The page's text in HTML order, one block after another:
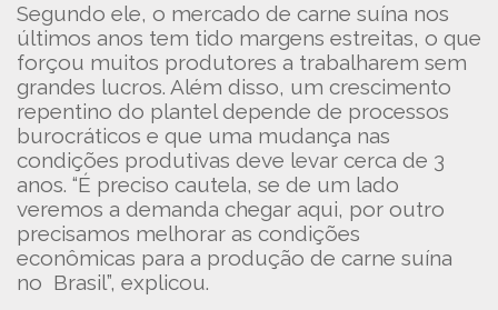
Segundo ele, o mercado de carne suína nos
últimos anos tem tido margens estreitas, o que
forçou muitos produtores a trabalharem sem
grandes lucros. Além disso, um crescimento
repentino do plantel depende de processos
burocráticos e que uma mudança nas
condições produtivas deve levar cerca de 3
anos. “É preciso cautela, se de um lado
veremos a demanda chegar aqui, por outro
precisamos melhorar as condições
econômicas para a produção de carne suína
no Brasil”, explicou.